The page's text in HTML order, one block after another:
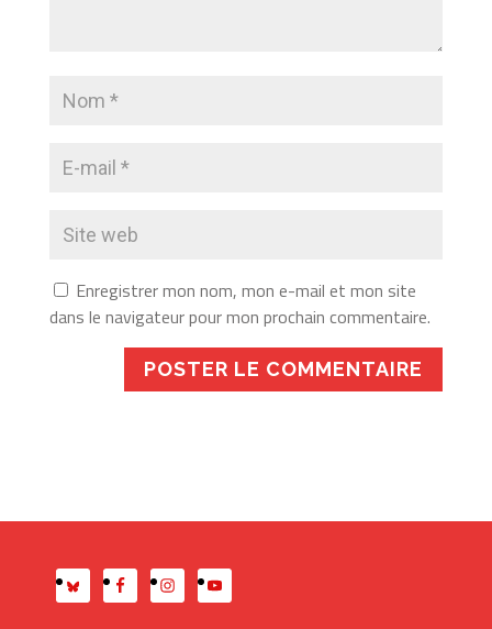
Enregistrer mon nom, mon e-mail et mon site
dans le navigateur pour mon prochain commentaire.